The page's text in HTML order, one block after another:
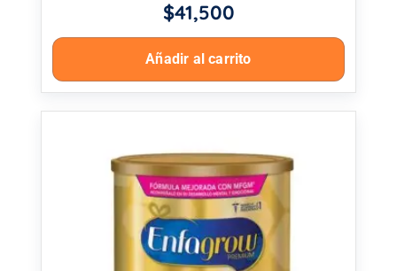
$41,500
Añadir al carrito